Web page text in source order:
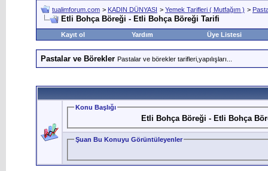
tualimforum.com > KADIN DÜNYASI > Yemek Tarifleri ( Mutfağım ) >
Etli Bohça Böreği - Etli Bohça Böreği Tarifi
Kayıt ol Yardım Üye Listesi
Pastalar ve Börekler Pastalar ve börekler tarifleri,yapılışları...
Konu Başlığı
Etli Bohça Böreği - Etli Bohça
Şuan Bu Konuyu Görüntüleyenler